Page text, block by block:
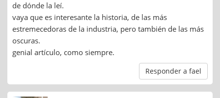
de dónde la leí.
vaya que es interesante la historia, de las más
estremecedoras de la industria, pero también de las más
oscuras.
genial artículo, como siempre.
Responder a fael